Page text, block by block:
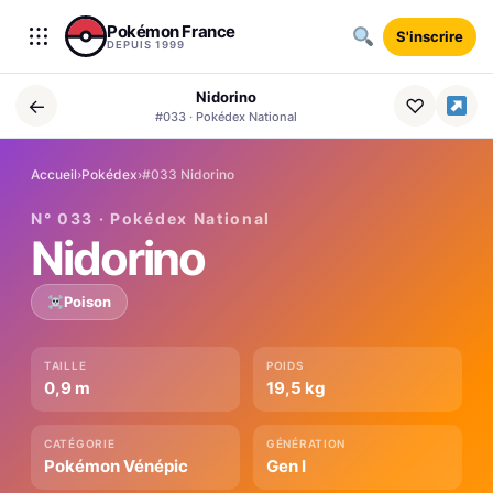
Aller au contenu
Pokémon France
DEPUIS 1999 S'inscrire
← Nidorino
#033 · Pokédex National ♡
Accueil›Pokédex›#033 Nidorino
N° 033 · Pokédex National
Nidorino
Poison
TAILLE
0,9 m
POIDS
19,5 kg
CATÉGORIE
Pokémon Vénépic
GÉNÉRATION
Gen I